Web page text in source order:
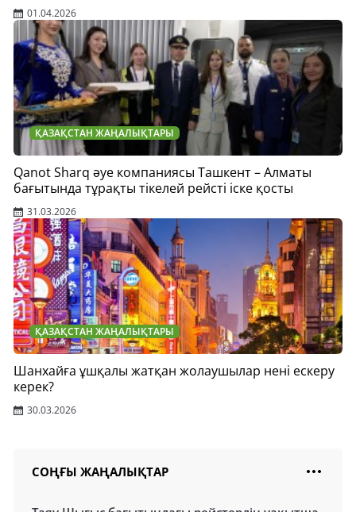
01.04.2026
ҚАЗАҚСТАН ЖАҢАЛЫҚТАРЫ
Qanot Sharq әуе компаниясы Ташкент – Алматы
бағытында тұрақты тікелей рейсті іске қосты
31.03.2026
ҚАЗАҚСТАН ЖАҢАЛЫҚТАРЫ
Шанхайға ұшқалы жатқан жолаушылар нені ескеру
керек?
30.03.2026
СОҢҒЫ ЖАҢАЛЫҚТАР